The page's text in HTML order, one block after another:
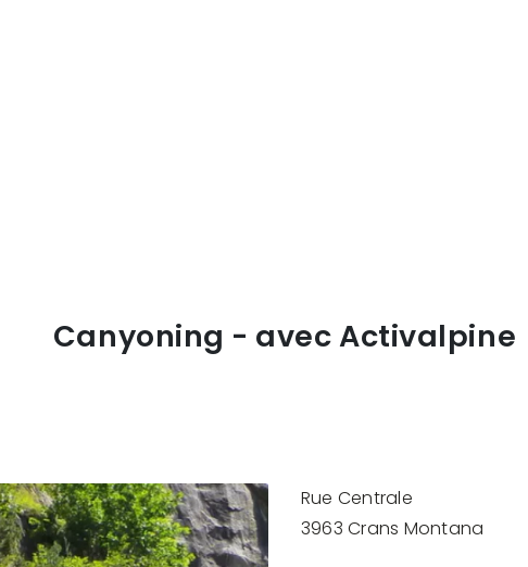
Canyoning - avec Activalpine
Rue Centrale
3963 Crans Montana